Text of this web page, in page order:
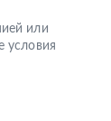
или
условия